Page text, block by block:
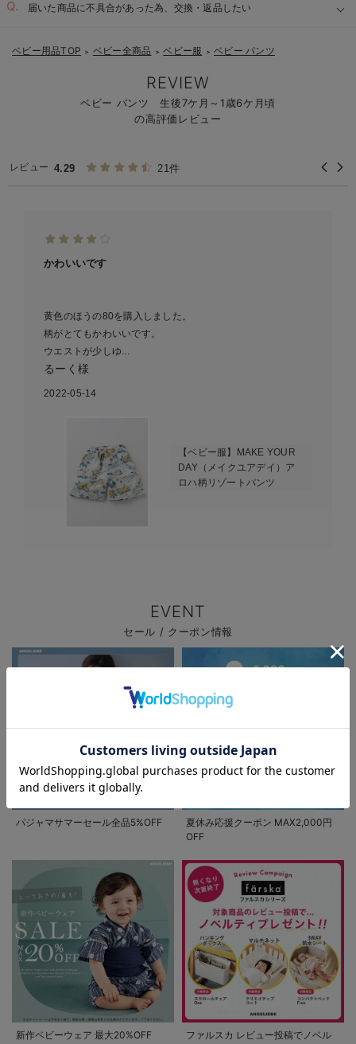
届いた商品に不具合があった為、交換・返品したい
お気に入り商品を確認する
ベビー用品TOP ＞ ベビー全商品 ＞ ベビー服 ＞ ベビー パンツ
REVIEW
ベビー パンツ 生後7ケ月～1歳6ケ月頃
の高評価レビュー
レビュー 4.29 21件
かわいいです
黄色のほうの80を購入しました。
柄がとてもかわいいです。
ウエストが少しゆ...
るーく様
2022-05-14
【ベビー服】MAKE YOUR
DAY（メイクユアデイ）ア
ロハ柄リゾートパンツ
EVENT
セール / クーポン情報
パジャマサマーセール全品5%OFF
夏休み応援クーポン MAX2,000円
OFF
新作ベビーウェア 最大20%OFF
ファルスカ レビュー投稿でノベル